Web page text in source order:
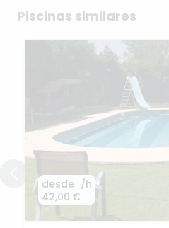
Piscinas similares
desde
42,00 €
/h